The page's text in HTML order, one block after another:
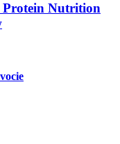
Protein Nutrition